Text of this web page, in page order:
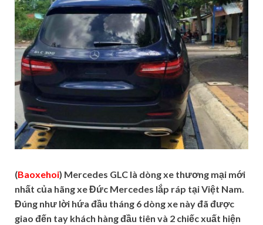
(Baoxehoi) Mercedes GLC là dòng xe thương mại mới
nhất của hãng xe Đức Mercedes lắp ráp tại Việt Nam.
Đúng như lời hứa đầu tháng 6 dòng xe này đã được
giao đến tay khách hàng đầu tiên và 2 chiếc xuất hiện